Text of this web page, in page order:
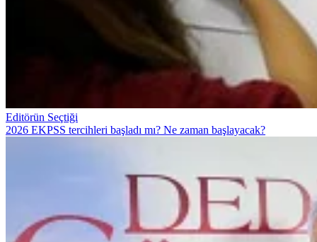
Editörün Seçtiği
2026 EKPSS tercihleri başladı mı? Ne zaman başlayacak?